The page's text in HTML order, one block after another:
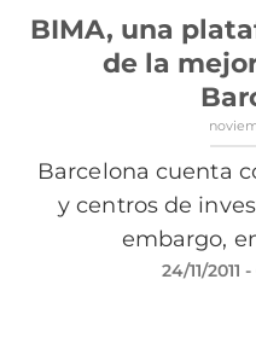
BIMA, una
de la
Barcelona cuenta
y centros de
embargo,
24/11/2011 -